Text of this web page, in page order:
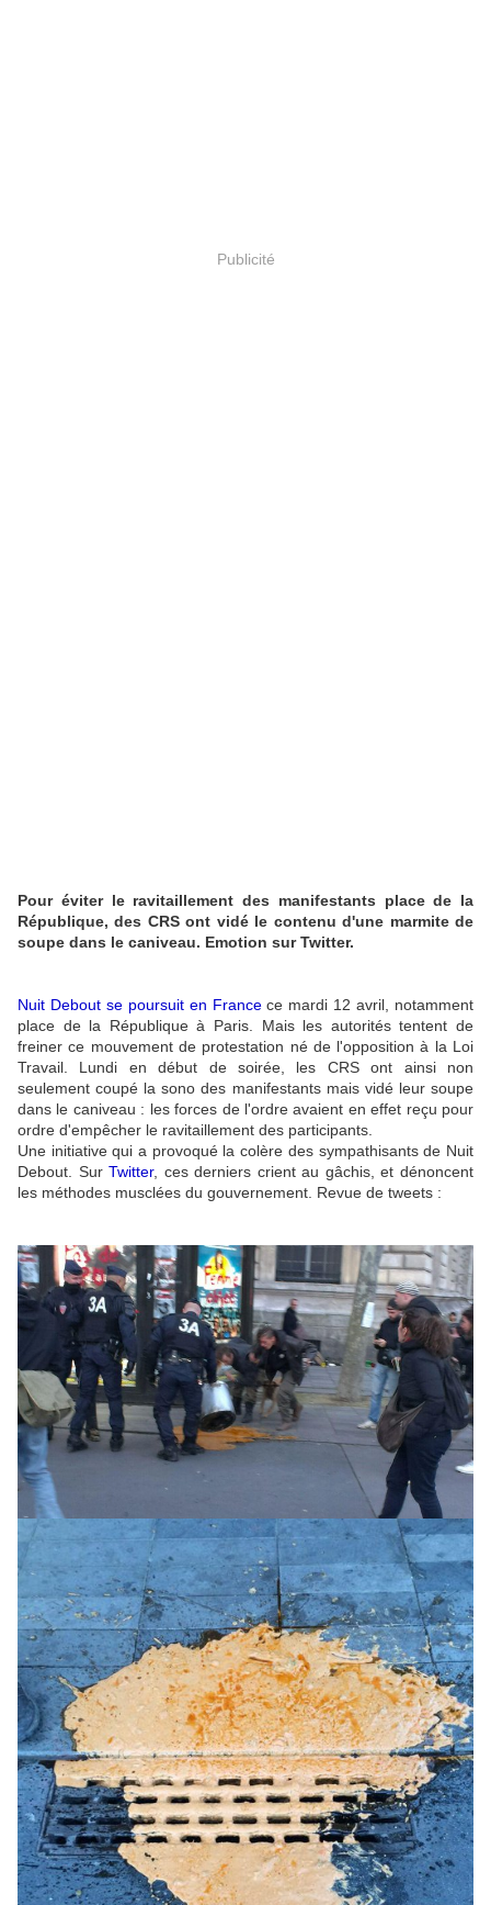
Publicité
Pour éviter le ravitaillement des manifestants place de la
République, des CRS ont vidé le contenu d'une marmite de
soupe dans le caniveau. Emotion sur Twitter.
Nuit Debout se poursuit en France ce mardi 12 avril, notamment
place de la République à Paris. Mais les autorités tentent de
freiner ce mouvement de protestation né de l'opposition à la Loi
Travail. Lundi en début de soirée, les CRS ont ainsi non
seulement coupé la sono des manifestants mais vidé leur soupe
dans le caniveau : les forces de l'ordre avaient en effet reçu pour
ordre d'empêcher le ravitaillement des participants.
Une initiative qui a provoqué la colère des sympathisants de Nuit
Debout. SurTwitter, ces derniers crient au gâchis, et dénoncent
les méthodes musclées du gouvernement. Revue de tweets :